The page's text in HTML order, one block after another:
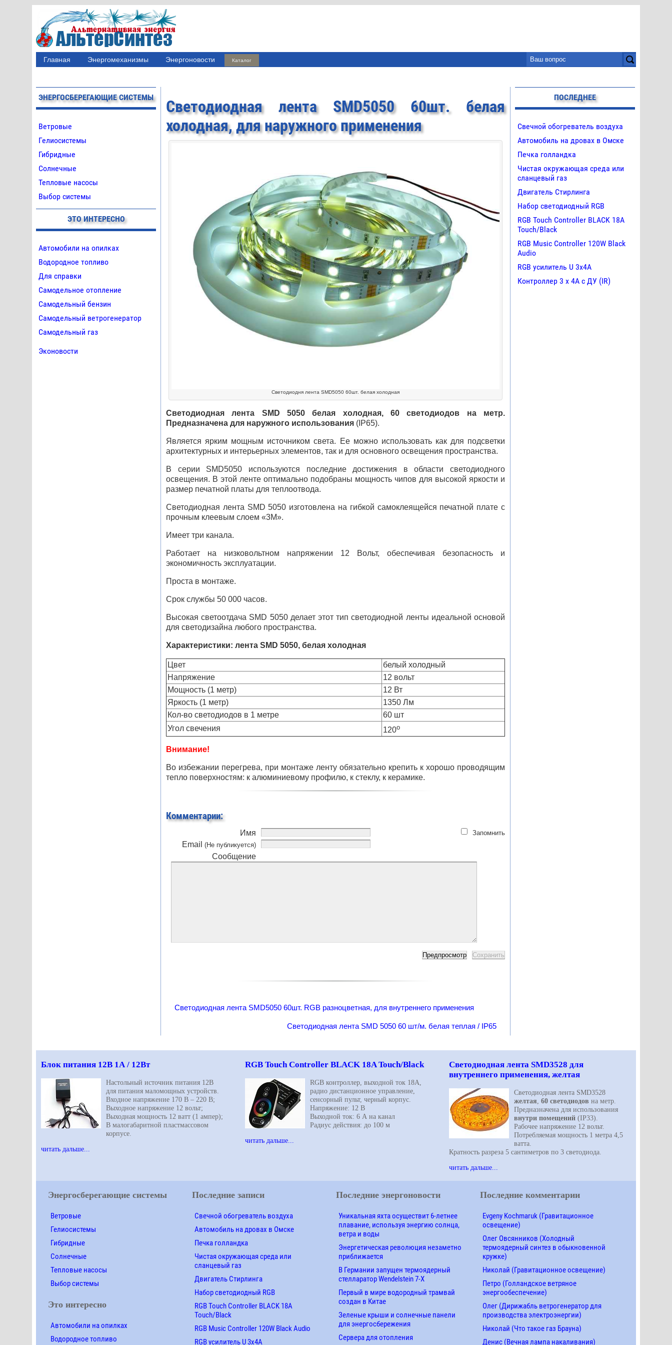
Главная Энергомеханизмы Энергоновости Каталог
ЭНЕРГОСБЕРЕГАЮЩИЕ СИСТЕМЫ
Ветровые
Гелиосистемы
Гибридные
Солнечные
Тепловые насосы
Выбор системы
ЭТО ИНТЕРЕСНО
Автомобили на опилках
Водородное топливо
Для справки
Самодельное отопление
Самодельный бензин
Самодельный ветрогенератор
Самодельный газ
Эконовости
Светодиодная лента SMD5050 60шт. белая
холодная, для наружного применения
Светодиодня лента SMD5050 60шт. белая холодная
Светодиодная лента SMD 5050 белая холодная, 60 светодиодов на метр.
Предназначена для наружного использования (IP65).
Является ярким мощным источником света. Ее можно использовать как для подсветки
архитектурных и интерьерных элементов, так и для основного освещения пространства.
В серии SMD5050 используются последние достижения в области светодиодного
освещения. В этой ленте оптимально подобраны мощность чипов для высокой яркости и
размер печатной платы для теплоотвода.
Светодиодная лента SMD 5050 изготовлена на гибкой самоклеящейся печатной плате с
прочным клеевым слоем «3М».
Имеет три канала.
Работает на низковольтном напряжении 12 Вольт, обеспечивая безопасность и
экономичность эксплуатации.
Проста в монтаже.
Срок службы 50 000 часов.
Высокая светоотдача SMD 5050 делает этот тип светодиодной ленты идеальной основой
для светодизайна любого пространства.
Характеристики: лента SMD 5050, белая холодная
Цвет
белый холодный
Напряжение
12 вольт
Мощность (1 метр)
12 Вт
Яркость (1 метр)
1350 Лм
Кол-во светодиодов в 1 метре
60 шт
Угол свечения
120о
Внимание!
Во избежании перегрева, при монтаже ленту обязательно крепить к хорошо проводящим
тепло поверхностям: к алюминиевому профилю, к стеклу, к керамике.
Комментарии:
Запомнить
Имя
Email (Не публикуется)
Сообщение
Светодиодная лента SMD5050 60шт. RGB разноцветная, для внутреннего применения
Светодиодная лента SMD 5050 60 шт/м. белая теплая / IP65
ПОСЛЕДНЕЕ
Свечной обогреватель воздуха
Автомобиль на дровах в Омске
Печка голландка
Чистая окружающая среда или
сланцевый газ
Двигатель Стирлинга
Набор светодиодный RGB
RGB Touch Controller BLACK 18A
Touch/Black
RGB Music Controller 120W Black
Audio
RGB усилитель U 3х4A
Контроллер 3 х 4А с ДУ (IR)
Блок питания 12В 1А / 12Вт
Настольный источник питания 12В
для питания маломощных устройств.
Входное напряжение 170 В – 220 В;
Выходное напряжение 12 вольт;
Выходная мощность 12 ватт (1 ампер);
В малогабаритной пластмассовом
корпусе.
читать дальше...
RGB Touch Controller BLACK 18A Touch/Black
RGB контроллер, выходной ток 18А,
радио дистанционное управление,
сенсорный пульт, черный корпус.
Напряжение: 12 В
Выходной ток: 6 А на канал
Радиус действия: до 100 м
читать дальше...
Светодиодная лента SMD3528 для
внутреннего применения, желтая
Светодиодная лента SMD3528
желтая 60 светодиодов на метр.
Предназначена для использования
внутри помещений (IP33).
Рабочее напряжение 12 вольт.
Потребляемая мощность 1 метра 4,5
ватта.
Кратность разреза 5 сантиметров по 3 светодиода.
читать дальше...
Энергосберегающие системы
Ветровые
Гелиосистемы
Гибридные
Солнечные
Тепловые насосы
Выбор системы
Это интересно
Автомобили на опилках
Водородное топливо
Последние записи
Свечной обогреватель воздуха
Автомобиль на дровах в Омске
Печка голландка
Чистая окружающая среда или
сланцевый газ
Двигатель Стирлинга
Набор светодиодный RGB
RGB Touch Controller BLACK 18A
Touch/Black
RGB Music Controller 120W Black Audio
RGB усилитель U 3х4A
Последние энергоновости
Уникальная яхта осуществит 6-летнее
плавание, используя энергию солнца,
ветра и воды
Энергетическая революция незаметно
приближается
В Германии запущен термоядерный
стелларатор Wendelstein 7-X
Первый в мире водородный трамвай
создан в Китае
Зеленые крыши и солнечные панели
для энергосбережения
Сервера для отопления
Последние комментарии
Evgeny Kochmaruk (Гравитационное
освещение)
Олег Овсянников (Холодный
термоядерный синтез в обыкновенной
кружке)
Николай (Гравитационное освещение)
Петро (Голландское ветряное
энергообеспечение)
Олег (Дирижабль ветрогенератор для
производства электроэнергии)
Николай (Что такое газ Брауна)
Денис (Вечная лампа накаливания)